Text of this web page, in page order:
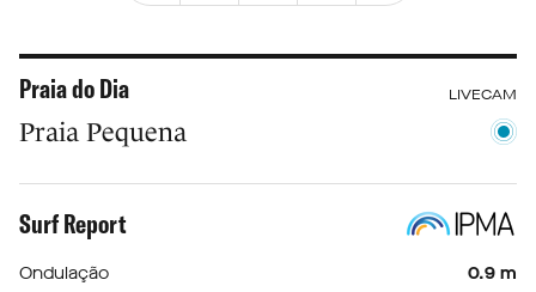
Praia do Dia LIVECAM
Praia Pequena
Surf Report
Ondulação
0.9 m